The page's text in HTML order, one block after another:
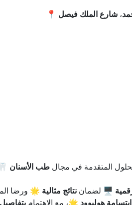
، شارع الملك فيصل 📍
المتقدمة في مجال طب الأسنان
🖥️ لضمان نتائج مثالية 🌟 ورضا
ابتسامة هوليوود 🌟، مع الاهتمام